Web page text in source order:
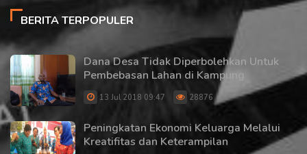
BERITA TERPOPULER
Dana Desa Tidak Diperbolehkan Untuk
Pembebasan Lahan di Kampung
13 Jul 2018 09:47 28876
Peningkatan Ekonomi Keluarga Melalui
Kreatifitas dan Keterampilan